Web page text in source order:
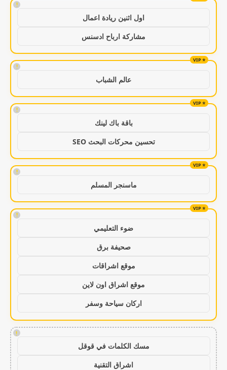
!
اول اثنين ريادة اعمال
مشاركة ارباح ادسنس
!
عالم الشباب
!
باقة باك لينك
تحسين محركات البحث SEO
!
ماسنجر المسلم
!
ضوء التعليمي
صحيفة برق
موقع اشراقات
موقع اشراق اون لاين
اركان سياحة وسفر
!
مسك الكلمات في قوقل
اشراق التقنية